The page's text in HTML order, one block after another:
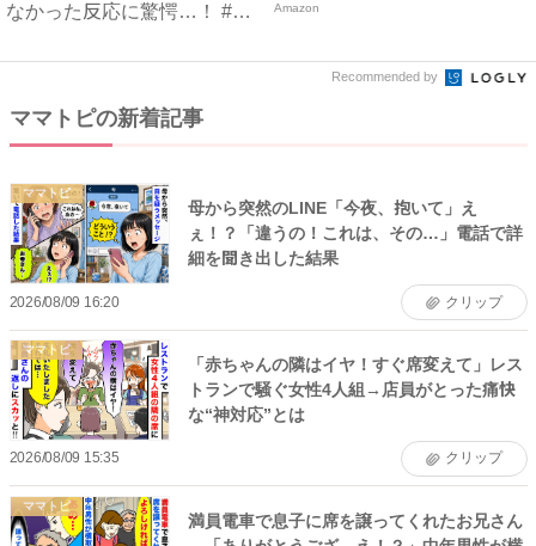
なかった反応に驚愕…！ #
Amazon
Recommended by
ママトピの新着記事
ママトピ
母から突然のLINE「今夜、抱いて」え
ぇ！？「違うの！これは、その…」電話で詳
細を聞き出した結果
2026/08/09 16:20 クリップ
ママトピ
「赤ちゃんの隣はイヤ！すぐ席変えて」レス
トランで騒ぐ女性4人組→店員がとった痛快
な“神対応”とは
2026/08/09 15:35 クリップ
ママトピ
満員電車で息子に席を譲ってくれたお兄さん